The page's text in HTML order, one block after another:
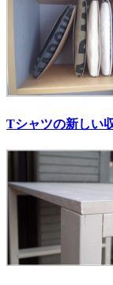
Tシャツの新しい